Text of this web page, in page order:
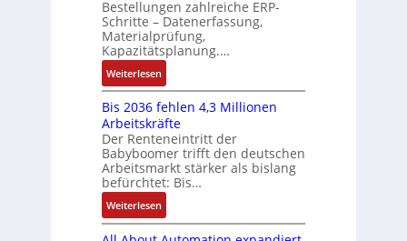
a
u
f
n
a
h
m
e
,
g
p
N
C
-
y
s
t
e
m
e
ä
f
t
s
f
ü
h
r
e
r
z
u
m
V
s
:
Q
2
E
r
g
e
b
n
i
s
r
t
r
i
e
b
s
-
u
n
d
M
a
r
Bestellungen zahlreiche ERP-
Schritte – Datenerfassung,
Materialprüfung,
Kapazitätsplanung.…
Weiterlesen:
K
I
b
r
a
u
c
h
t
Bis 2036 fehlen 4,3 Millionen
Arbeitskräfte
Der Renteneintritt der
Babyboomer trifft den deutschen
Arbeitsmarkt stärker als bislang
befürchtet: Bis…
Weiterlesen:
B